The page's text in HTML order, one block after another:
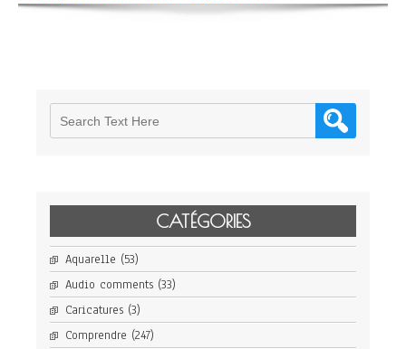
CATÉGORIES
Aquarelle (53)
Audio comments (33)
Caricatures (3)
Comprendre (247)